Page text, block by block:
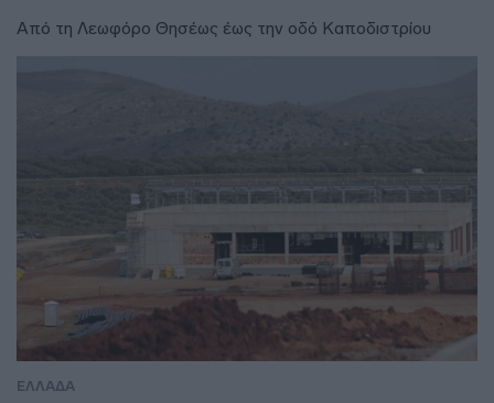
Από τη Λεωφόρο Θησέως έως την οδό Καποδιστρίου
ΕΛΛΑΔΑ